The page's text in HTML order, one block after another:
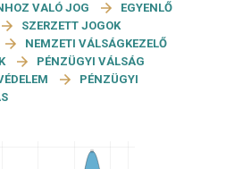
VALÓ JOG
EGYENLŐ
SZERZETT JOGOK
NEMZETI VÁLSÁGKEZELŐ
PÉNZÜGYI VÁLSÁG
PÉNZÜGYI